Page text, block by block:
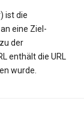
ist die
eine Ziel-
der
enthält die URL
wurde.